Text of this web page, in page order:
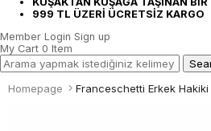
999 TL ÜZERİ ÜCRETSİZ KARGO
Member Login Sign up
My Cart 0 Item
Homepage